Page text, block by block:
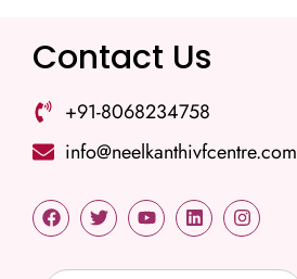
Contact Us
+91-8068234758
info@neelkanthivfcentre.com